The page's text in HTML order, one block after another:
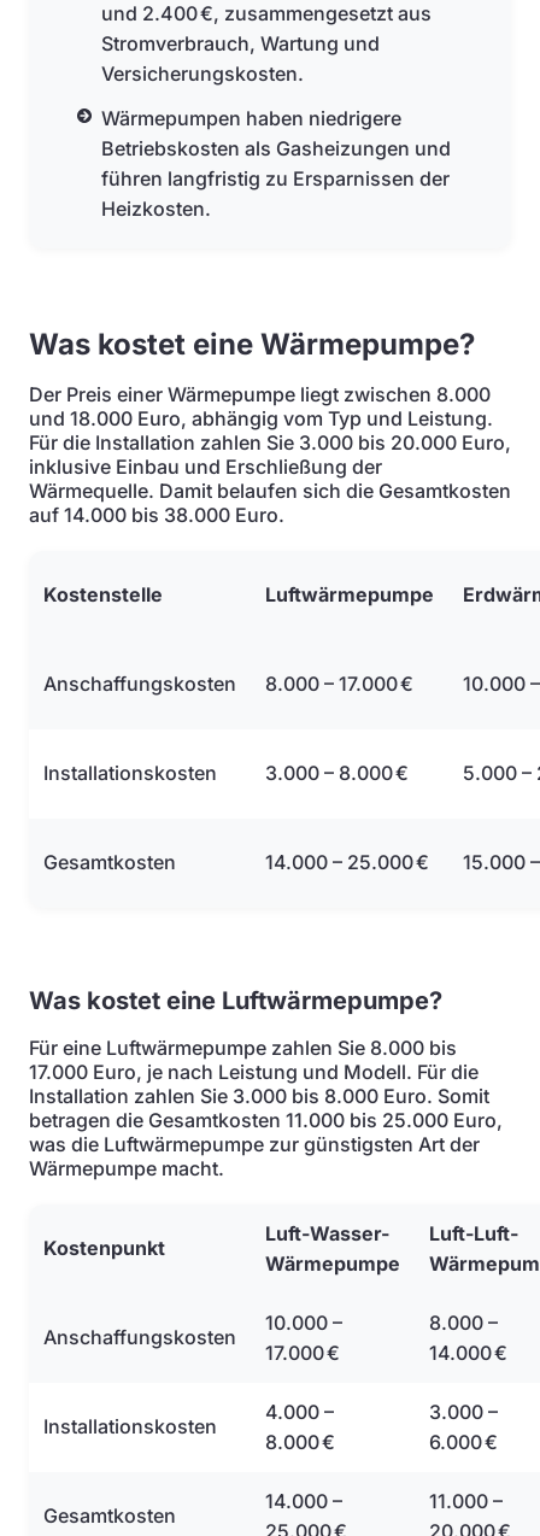
und 2.400 €, zusammengesetzt aus
Stromverbrauch, Wartung und
Versicherungskosten.
Wärmepumpen haben niedrigere
Betriebskosten als Gasheizungen und
führen langfristig zu Ersparnissen der
Heizkosten.
Was kostet eine Wärmepumpe?
Der Preis einer Wärmepumpe liegt zwischen 8.000
und 18.000 Euro, abhängig vom Typ und Leistung.
Für die Installation zahlen Sie 3.000 bis 20.000 Euro,
inklusive Einbau und Erschließung der
Wärmequelle. Damit belaufen sich die Gesamtkosten
auf 14.000 bis 38.000 Euro.
Kostenstelle Luftwärmepumpe
Anschaffungskosten 8.000 – 17.000 € 10.000
Installationskosten 3.000 – 8.000 € 5.000 –
Gesamtkosten 14.000 – 25.000 € 15.000
Was kostet eine Luftwärmepumpe?
Für eine Luftwärmepumpe zahlen Sie 8.000 bis
17.000 Euro, je nach Leistung und Modell. Für die
Installation zahlen Sie 3.000 bis 8.000 Euro. Somit
betragen die Gesamtkosten 11.000 bis 25.000 Euro,
was die Luftwärmepumpe zur günstigsten Art der
Wärmepumpe macht.
Kostenpunkt
Luft-Wasser-
Wärmepumpe
Luft-Luft-
Anschaffungskosten
10.000 –
17.000 €
8.000 –
14.000 €
Installationskosten
4.000 –
8.000 €
3.000 –
6.000 €
Gesamtkosten
14.000 –
25.000 €
11.000 –
20.000 €